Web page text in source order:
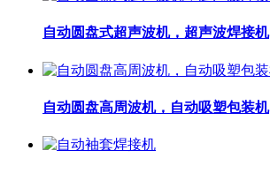
自动圆盘式超声波机，超声波焊接机
自动圆盘高周波机，自动吸塑包装机